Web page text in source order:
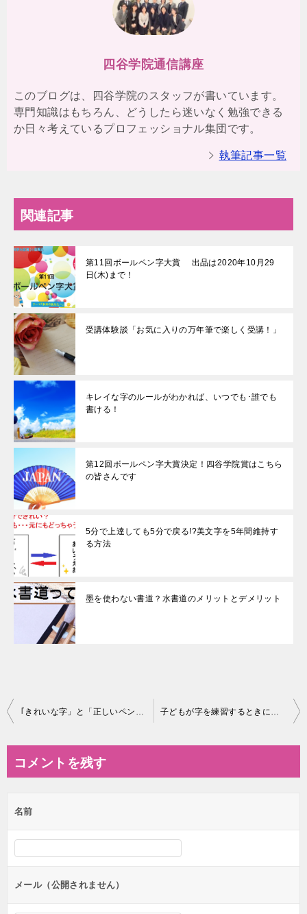
四谷学院通信講座
このブログは、四谷学院のスタッフが書いています。
専門知識はもちろん、どうしたら迷いなく勉強できる
か日々考えているプロフェッショナル集団です。
執筆記事一覧
関連記事
第11回ボールペン字大賞 出品は2020年10月29
日(木)まで！
受講体験談「お気に入りの万年筆で楽しく受講！」
キレイな字のルールがわかれば、いつでも･誰でも
書ける！
第12回ボールペン字大賞決定！四谷学院賞はこちら
の皆さんです
5分で上達しても5分で戻る!?美文字を5年間維持す
る方法
墨を使わない書道？水書道のメリットとデメリット
投
ビ
ー
シ
ン
コメントを残す
名前
メール（公開されません）